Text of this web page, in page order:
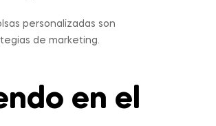
personalizadas son
de marketing.
en el